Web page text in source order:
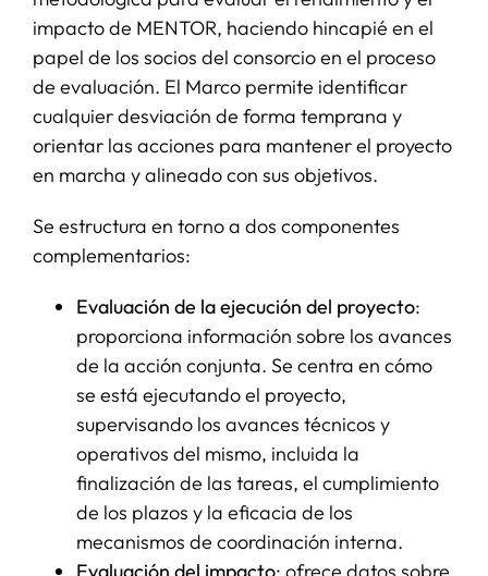
impacto de MENTOR, haciendo hincapié en el
papel de los socios del consorcio en el proceso
de evaluación. El Marco permite identificar
cualquier desviación de forma temprana y
orientar las acciones para mantener el proyecto
en marcha y alineado con sus objetivos.
Se estructura en torno a dos componentes
complementarios:
Evaluación de la ejecución del proyecto:
proporciona información sobre los avances
de la acción conjunta. Se centra en cómo
se está ejecutando el proyecto,
supervisando los avances técnicos y
operativos del mismo, incluida la
finalización de las tareas, el cumplimiento
de los plazos y la eficacia de los
mecanismos de coordinación interna.
Evaluación del impacto: ofrece datos sobre